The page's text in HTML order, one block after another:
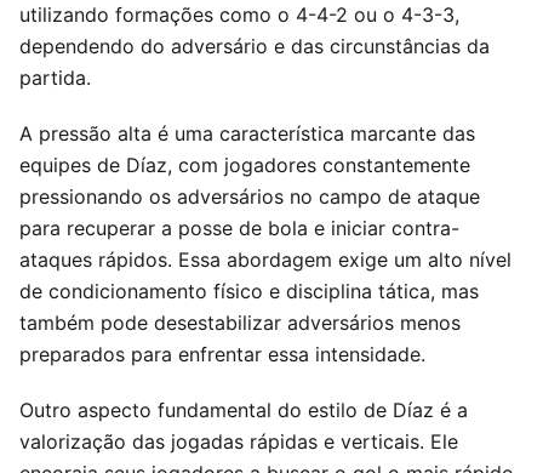
utilizando formações como o 4-4-2 ou o 4-3-3,
dependendo do adversário e das circunstâncias da
partida.
A pressão alta é uma característica marcante das
equipes de Díaz, com jogadores constantemente
pressionando os adversários no campo de ataque
para recuperar a posse de bola e iniciar contra-
ataques rápidos. Essa abordagem exige um alto nível
de condicionamento físico e disciplina tática, mas
também pode desestabilizar adversários menos
preparados para enfrentar essa intensidade.
Outro aspecto fundamental do estilo de Díaz é a
valorização das jogadas rápidas e verticais. Ele